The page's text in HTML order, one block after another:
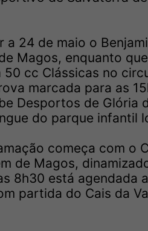
24 de maio o
Magos, enquanto
cc Clássicas no
marcada para as
Desportos de Glória
do parque infantil
começa com o
de Magos,
8h30 está agendada
partida do Cais da